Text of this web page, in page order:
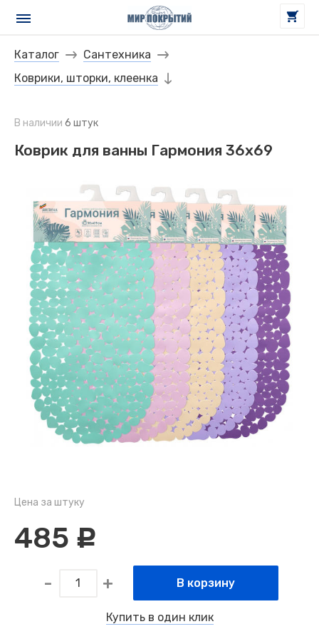
Каталог
Сантехника
Коврики, шторки, клеенка
В наличии 6 штук
Коврик для ванны Гармония 36х69
Цена за штуку
485 c
В корзину
Купить в один клик